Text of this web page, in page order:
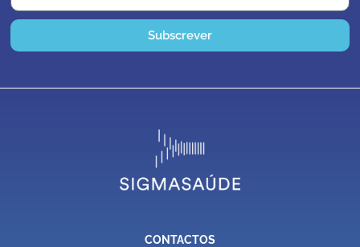
Subscrever
CONTACTOS